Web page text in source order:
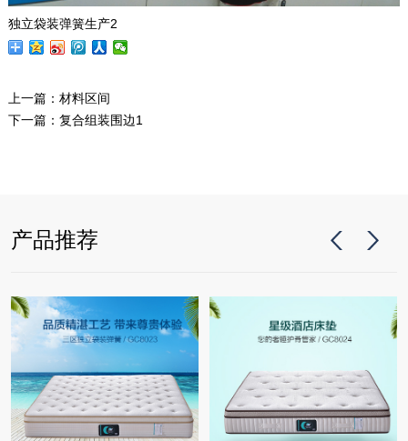
独立袋装弹簧生产2
上一篇： 材料区间
下一篇： 复合组装围边1
产品推荐